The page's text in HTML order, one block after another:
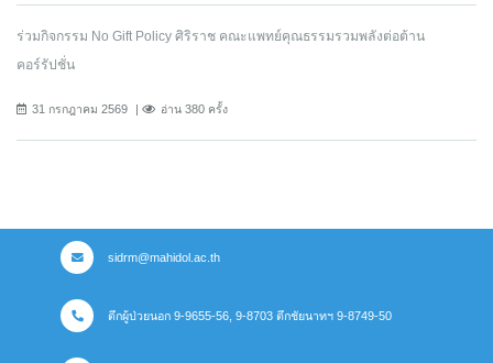
ร่วมกิจกรรม No Gift Policy ศิริราช คณะแพทย์คุณธรรมรวมพลังต่อต้าน
คอร์รัปชั่น
31 กรกฎาคม 2569 อ่าน 380 ครั้ง
sidrm@mahidol.ac.th
ตึกผู้ป่วยนอก 9-9655-56, 9-8703 ตึกชัยนาทฯ 9-8749-50